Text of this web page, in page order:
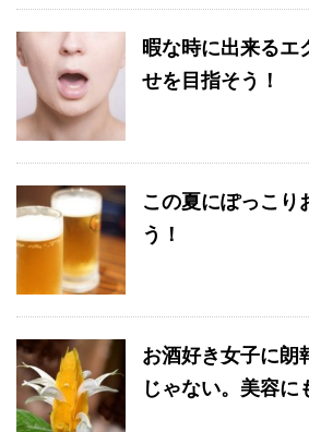
暇な時に出来るエ
せを目指そう！
この夏にぽっこり
う！
お酒好き女子に朗
じゃない。美容に